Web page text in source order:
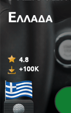
IM IM